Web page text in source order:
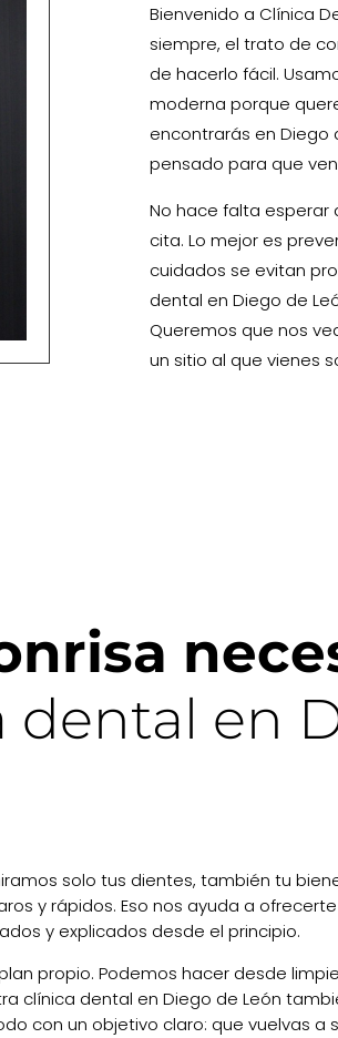
Bienvenido a Clínica
siempre, el trato de
de hacerlo fácil.
moderna porque
encontrarás en Diego
pensado para que
No hace falta esperar
cita. Lo mejor es
cuidados se evitan
dental en Diego de
Queremos que nos
un sitio al que vienes
dental en
solo tus dientes, también tu
y rápidos. Eso nos ayuda a
y explicados desde el principio.
propio. Podemos hacer desde
clínica dental en Diego de León
con un objetivo claro: que vuelvas a